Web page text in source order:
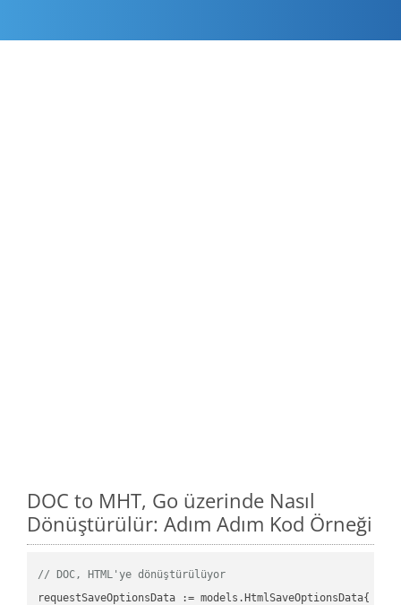
DOC to MHT, Go üzerinde Nasıl
Dönüştürülür: Adım Adım Kod Örneği
// DOC, HTML'ye dönüştürülüyor
requestSaveOptionsData := models.HtmlSaveOptionsData{